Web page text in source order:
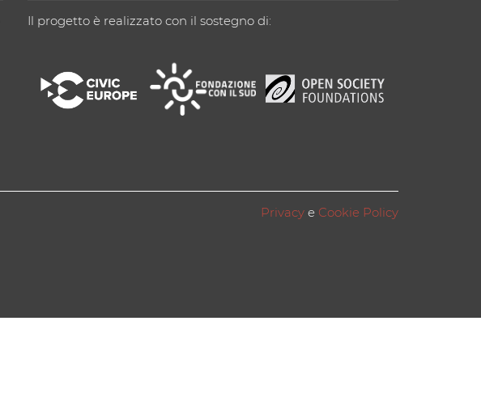
Il progetto è realizzato con il sostegno di:
Privacy e Cookie Policy